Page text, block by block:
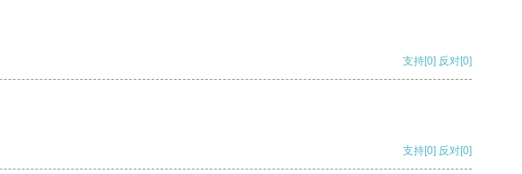
支持[0] 反对[0]
支持[0] 反对[0]